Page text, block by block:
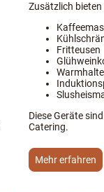
Zusätzlich bieten
Fritteusen
Diese Geräte
Catering.
Mehr erfahren